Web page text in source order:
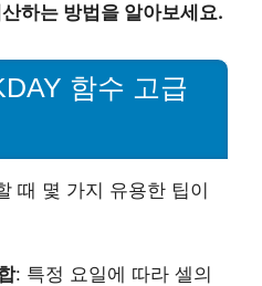
하는 방법을 알아보세요.
함수 고급
때 몇 가지 유용한 팁이
: 특정 요일에 따라 셀의